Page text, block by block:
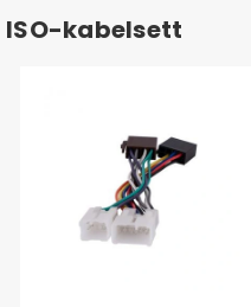
ISO-kabelsett